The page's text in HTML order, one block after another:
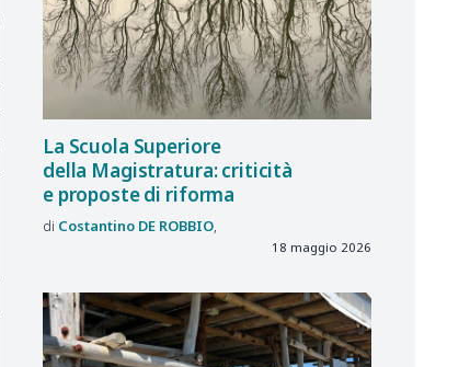
La Scuola Superiore
della Magistratura: criticità
e proposte di riforma
Costantino DE ROBBIO
18 maggio 2026